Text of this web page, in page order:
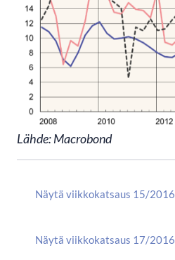
Lähde: Macrobond
Näytä viikkokatsaus 15/2016
Näytä viikkokatsaus 17/2016